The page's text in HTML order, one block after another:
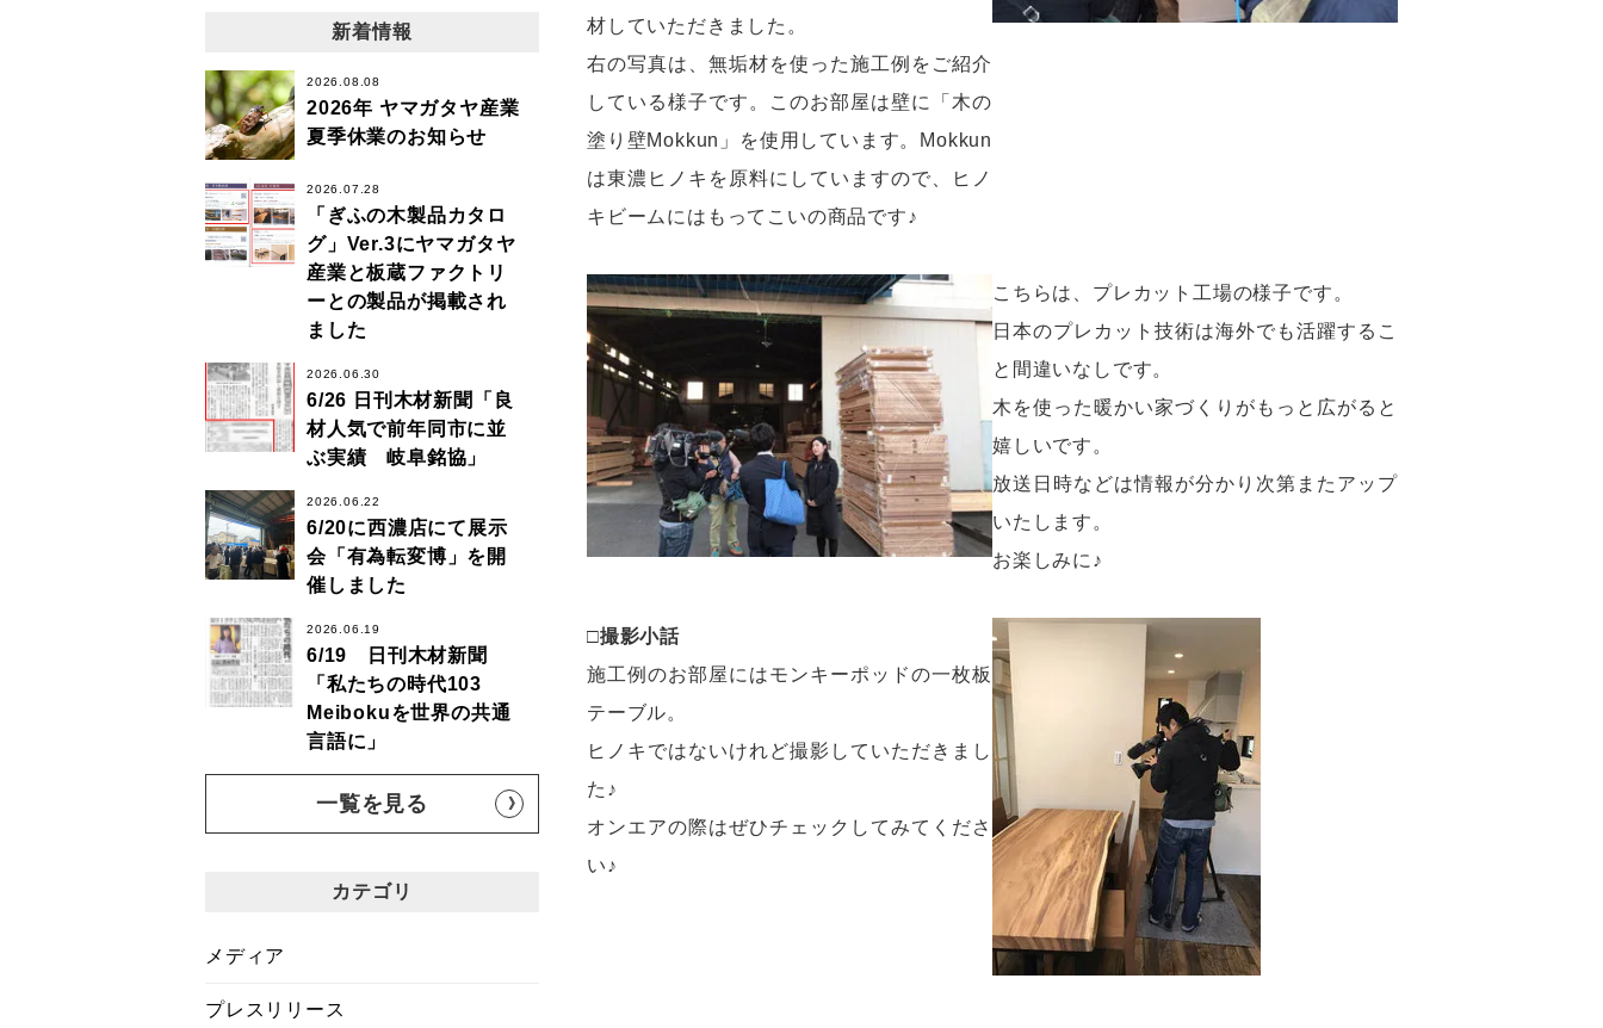
材していただきました。
右の写真は、無垢材を使った施工例をご紹介
している様子です。このお部屋は壁に「木の
塗り壁Mokkun」を使用しています。Mokkun
は東濃ヒノキを原料にしていますので、ヒノ
キビームにはもってこいの商品です♪
こちらは、プレカット工場の様子です。
日本のプレカット技術は海外でも活躍するこ
と間違いなしです。
木を使った暖かい家づくりがもっと広がると
嬉しいです。
放送日時などは情報が分かり次第またアップ
いたします。
お楽しみに♪
□撮影小話
施工例のお部屋にはモンキーポッドの一枚板
テーブル。
ヒノキではないけれど撮影していただきまし
た♪
オンエアの際はぜひチェックしてみてくださ
い♪
新着情報
2026.08.08
2026年 ヤマガタヤ産業
夏季休業のお知らせ
2026.07.28
「ぎふの木製品カタロ
グ」Ver.3にヤマガタヤ
産業と板蔵ファクトリ
ーとの製品が掲載され
ました
2026.06.30
6/26 日刊木材新聞「良
材人気で前年同市に並
ぶ実績 岐阜銘協」
2026.06.22
6/20に西濃店にて展示
会「有為転変博」を開
催しました
2026.06.19
6/19 日刊木材新聞
「私たちの時代103
Meibokuを世界の共通
言語に」
一覧を見る
カテゴリ
メディア
プレスリリース